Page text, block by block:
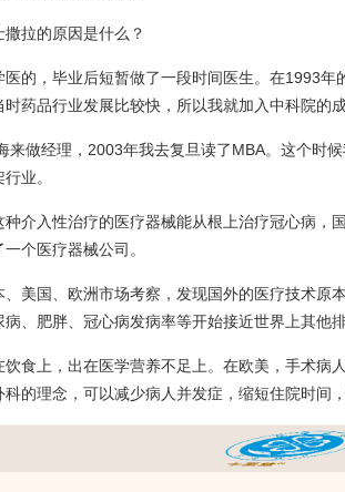
拉的原因是什么？
医的，毕业后短暂做了一段时间医生。在1993
药品行业发展比较快，所以我就加入中科院的
来做经理，2003年我去复旦读了MBA。这个时
业。
介入性治疗的医疗器械能从根上治疗冠心病，
个医疗器械公司。
、美国、欧洲市场考察，发现国外的医疗技术原
、肥胖、冠心病发病率等开始接近世界上其他
饮食上，出在医学营养不足上。在欧美，手术病
的理念，可以减少病人并发症，缩短住院时间